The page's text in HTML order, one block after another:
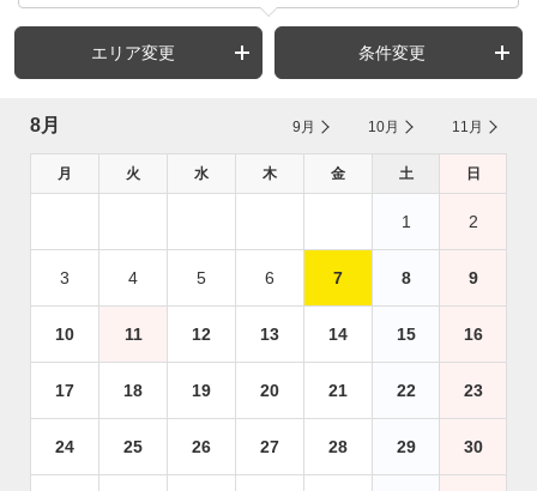
エリア変更 条件変更
8月 9月 10月 11月
月 火 水 木 金 土 日
1 2
3 4 5 6 7 8 9
10 11 12 13 14 15 16
17 18 19 20 21 22 23
24 25 26 27 28 29 30